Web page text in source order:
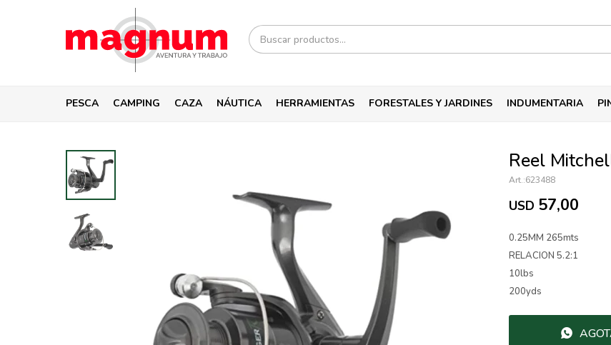
PESCA CAMPING CAZA NÁUTICA HERRAMIENTAS FORESTALES Y JARDINES INDUMENTARIA
Reel
623488
USD 57,00
0.25MM 265mts
RELACION 5.2:1
10lbs
200yds